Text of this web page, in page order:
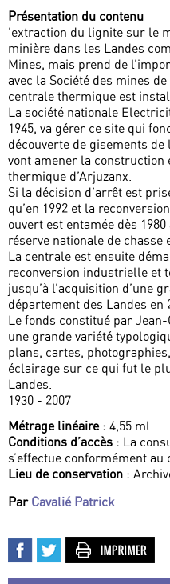
Présentation du contenu
’extraction du lignite sur le
minière dans les Landes
Mines, mais prend de
avec la Société des mines
centrale thermique est
La société nationale
1945, va gérer ce site qui
découverte de gisements
vont amener la construction
thermique d’Arjuzanx.
Si la décision d’arrêt est
qu’en 1992 et la
ouvert est entamée dès
réserve nationale de chasse
La centrale est ensuite
reconversion industrielle et
jusqu’à l’acquisition d’une
département des Landes en
Le fonds constitué par
une grande variété
plans, cartes,
éclairage sur ce qui fut le
Landes.
1930 - 2007
Métrage linéaire: 4,55 ml
Conditions d’accès : La
s’effectue conformément
Lieu de conservation :
Par Cavalié Patrick